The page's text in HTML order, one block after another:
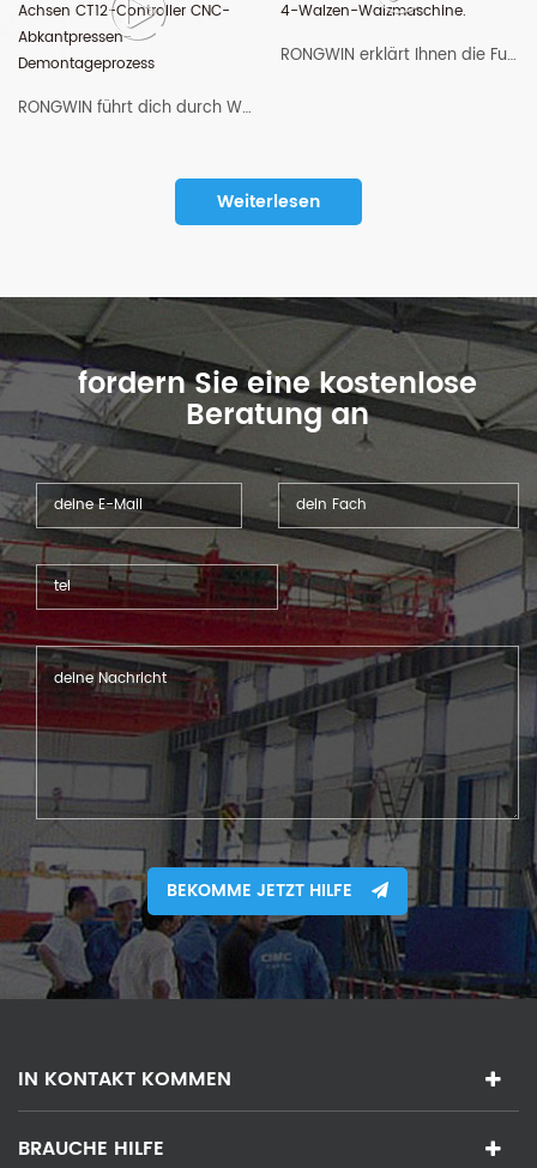
RONGWIN führt dich durch WF67K-E-500T/6200 4+1-Achsen CT12-Controller CNC-Abkantpressen-Demontageprozess
RONGWIN erklärt Ihnen die Funktion der W12-1Ox2000 CNC 4-Walzen-Walzmaschine.
Weiterlesen
fordern Sie eine kostenlose
Beratung an
BEKOMME JETZT HILFE
IN KONTAKT KOMMEN
BRAUCHE HILFE